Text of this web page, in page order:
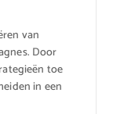
van
Door
toe
in een